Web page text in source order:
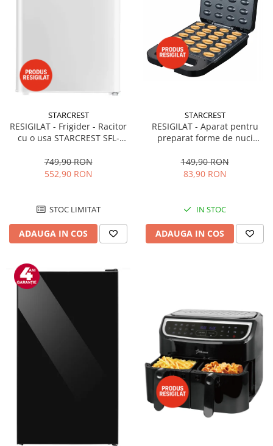
STARCREST
RESIGILAT - Frigider - Racitor
cu o usa STARCREST SFL-
92L, Iluminare interioara,H 83
cm, Alb
749,90 RON
552,90 RON
STOC LIMITAT
ADAUGA IN COS
STARCREST
RESIGILAT - Aparat pentru
preparat forme de nuci
forme, 1400W, Indicator
luminos, Placi antiaderente,
149,90 RON
83,90 RON
IN STOC
ADAUGA IN COS